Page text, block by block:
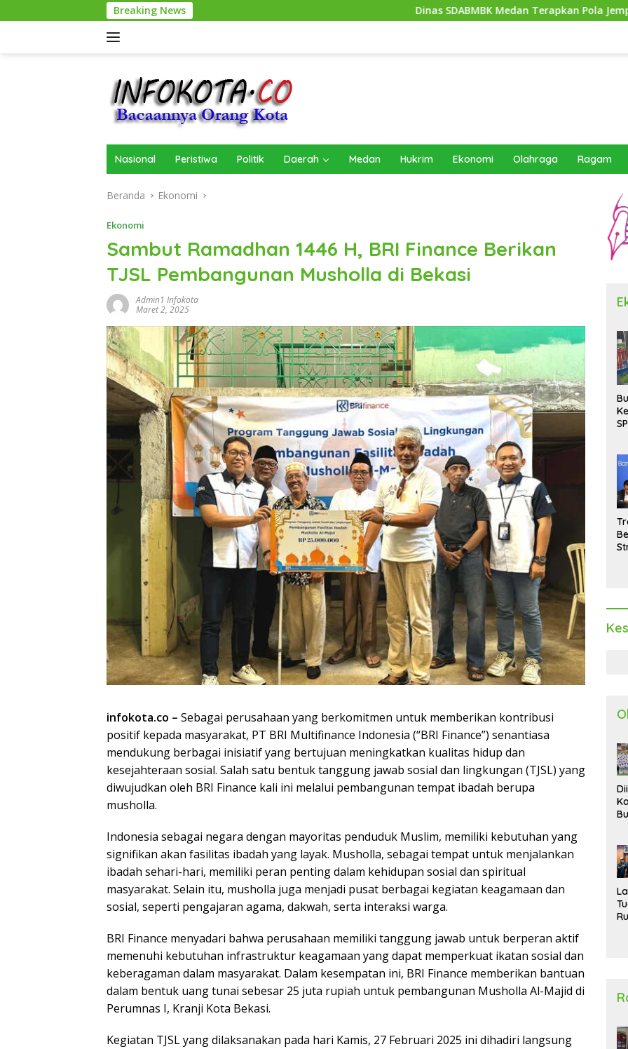
ke
Breaking News Dinas SDABMBK Medan Terapkan Pola Jemput Bola,
Nasional Peristiwa Politik Daerah Medan Hukrim Ekonomi Olahraga Ragam
Beranda Ekonomi
Ekonomi
Sambut Ramadhan 1446 H, BRI Finance Berikan
TJSL Pembangunan Musholla di Bekasi
Admin1 Infokota
Maret 2, 2025
infokota.co – Sebagai perusahaan yang berkomitmen untuk memberikan kontribusi
positif kepada masyarakat, PT BRI Multifinance Indonesia (“BRI Finance”) senantiasa
mendukung berbagai inisiatif yang bertujuan meningkatkan kualitas hidup dan
kesejahteraan sosial. Salah satu bentuk tanggung jawab sosial dan lingkungan (TJSL) yang
diwujudkan oleh BRI Finance kali ini melalui pembangunan tempat ibadah berupa
musholla.
Indonesia sebagai negara dengan mayoritas penduduk Muslim, memiliki kebutuhan yang
signifikan akan fasilitas ibadah yang layak. Musholla, sebagai tempat untuk menjalankan
ibadah sehari-hari, memiliki peran penting dalam kehidupan sosial dan spiritual
masyarakat. Selain itu, musholla juga menjadi pusat berbagai kegiatan keagamaan dan
sosial, seperti pengajaran agama, dakwah, serta interaksi warga.
BRI Finance menyadari bahwa perusahaan memiliki tanggung jawab untuk berperan aktif
memenuhi kebutuhan infrastruktur keagamaan yang dapat memperkuat ikatan sosial dan
keberagaman dalam masyarakat. Dalam kesempatan ini, BRI Finance memberikan bantuan
dalam bentuk uang tunai sebesar 25 juta rupiah untuk pembangunan Musholla Al-Majid di
Perumnas I, Kranji Kota Bekasi.
Kegiatan TJSL yang dilaksanakan pada hari Kamis, 27 Februari 2025 ini dihadiri langsung